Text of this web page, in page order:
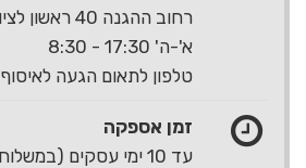
רחוב ההגנה 40 ראשון לציון.
א'-ה' 17:30 - 8:30
טלפון לתאום הגעה לאיסוף 1-700-501-508
זמן אספקה
עד 10 ימי עסקים (במשלוח או באיסוף עצמי)